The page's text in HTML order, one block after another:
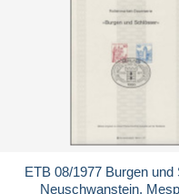
ETB 08/1977 Burgen und
Neuschwanstein,